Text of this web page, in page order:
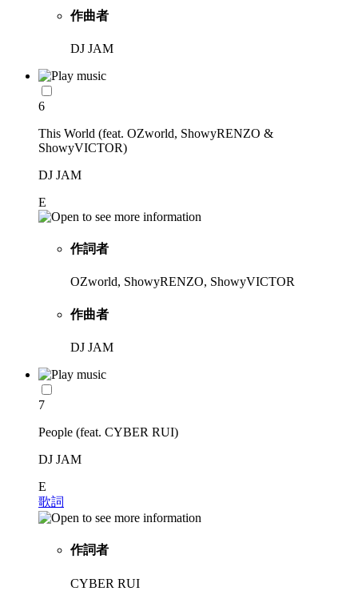
作曲者
DJ JAM
6
This World (feat. OZworld, ShowyRENZO &
ShowyVICTOR)
DJ JAM
E
作詞者
OZworld, ShowyRENZO, ShowyVICTOR
作曲者
DJ JAM
7
People (feat. CYBER RUI)
DJ JAM
E
歌詞
作詞者
CYBER RUI